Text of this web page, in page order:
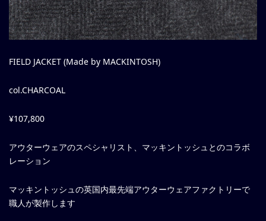
FIELD JACKET (Made by MACKINTOSH)
col.CHARCOAL
¥107,800
アウターウェアのスペシャリスト、マッキントッシュとのコラボ
レーション
マッキントッシュの英国内最先端アウターウェアファクトリーで
職人が製作します